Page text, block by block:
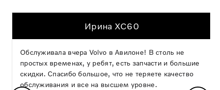
Ирина XC60
Обслуживала вчера Volvo в Авилоне! В столь не
простых временах, у ребят, есть запчасти и большие
скидки. Спасибо большое, что не теряете качество
обслуживания и все на высшем уровне.